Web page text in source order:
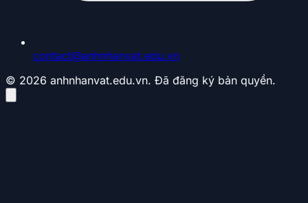
contact@anhnhanvat.edu.vn
© 2026 anhnhanvat.edu.vn. Đã đăng ký bản quyền.